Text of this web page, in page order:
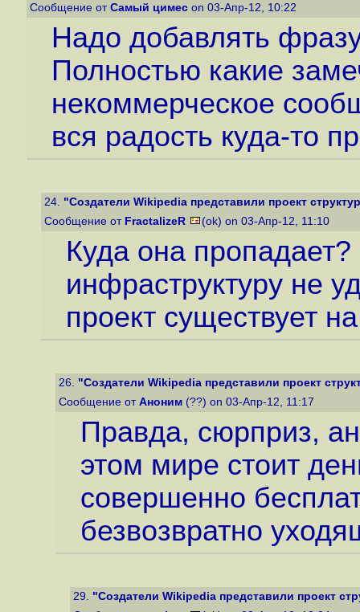
Сообщение от Самый цимес on 03-Апр-12, 10:22
Надо добавлять
Полностью какие
некоммерческое
вся радость куда-то
24. "Создатели Wikipedia представили проект
Сообщение от FractalizeR (ok) on 03-Апр-12, 11:10
Куда она
инфраструктуру не
проект существует
26. "Создатели Wikipedia представили проект
Сообщение от Аноним (??) on 03-Апр-12, 11:17
Правда, сюрприз,
этом мире стоит
совершенно
безвозвратно
29. "Создатели Wikipedia представили проект